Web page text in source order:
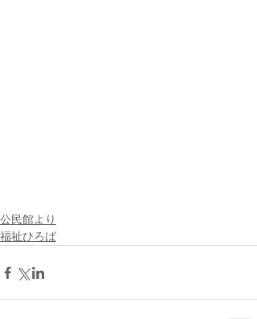
公民館より
福祉ひろば